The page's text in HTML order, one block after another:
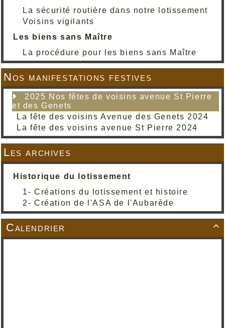
La sécurité routière dans notre lotissement
Voisins vigilants
Les biens sans Maître
La procédure pour les biens sans Maître
Nos manifestations festives
2025 Nos fêtes de voisins avenue St Pierre
et des Genets
La fête des voisins Avenue des Genets 2024
La fête des voisins avenue St Pierre 2024
Les archives
Historique du lotissement
1- Créations du lotissement et histoire
2- Création de l'ASA de l'Aubarède

Calendrier